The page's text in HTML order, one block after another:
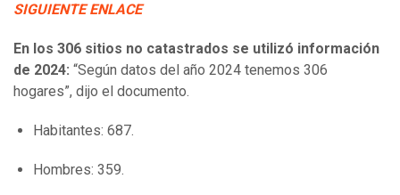
SIGUIENTE ENLACE
En los 306 sitios no catastrados se utilizó información
de 2024: “Según datos del año 2024 tenemos 306
hogares”, dijo el documento.
Habitantes: 687.
Hombres: 359.